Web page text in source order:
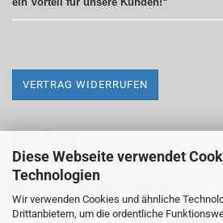
Diese Webseite verwendet
Technologien
Wir verwenden Cookies und ähnliche
Drittanbietern, um die ordentliche
VERTRAG WIDERRUFEN
Impressum
Versand- & Zahlungsbedingungen
Widerrufsrecht & Widerrufsformular